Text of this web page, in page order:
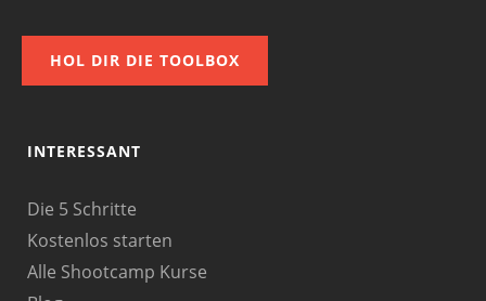
HOL DIR DIE TOOLBOX
INTERESSANT
Die 5 Schritte
Kostenlos starten
Alle Shootcamp Kurse